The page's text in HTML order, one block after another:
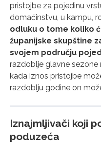
pristojbe za pojedinu
domaćinstvu, u kampu,
odluku o tome koliko
županijske skupštine
svojem području
razdoblje glavne sezone
kada iznos pristojbe
razdoblju godine on
Iznajmljivači koji
poduzeća